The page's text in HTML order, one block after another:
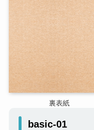
裏表紙
basic-01